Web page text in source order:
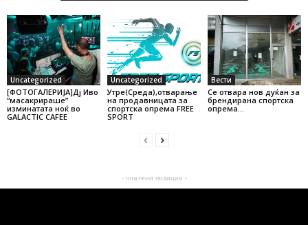
Uncategorized
[ФОТОГАЛЕРИЈА]Дј Иво
“масакрираше”
изминатата ноќ во
GALACTIC CAFEE
Uncategorized
Утре(Среда),отварање
на продавницата за
спортска опрема FREE
SPORT
Вести
Се отвара нов дуќан за
брендирана спортска
опрема…
- платени позиции -